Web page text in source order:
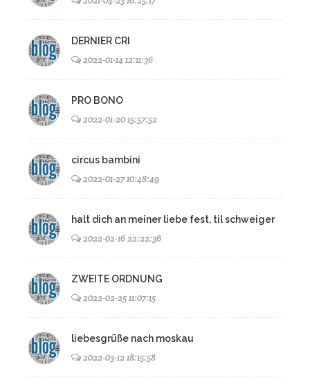
DERNIER CRI
2022-01-14 12:11:36
PRO BONO
2022-01-20 15:57:52
circus bambini
2022-01-27 10:48:49
halt dich an meiner liebe fest, til schweiger
2022-02-16 22:22:36
ZWEITE ORDNUNG
2022-02-25 11:07:15
liebesgrüße nach moskau
2022-03-12 18:15:58